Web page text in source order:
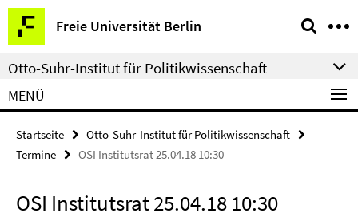
Springe
direkt
zu
Inhalt
Freie Universität Berlin
Service-
Navigation
Otto-Suhr-Institut für Politikwissenschaft
MENÜ
Startseite
Otto-Suhr-Institut für Politikwissenschaft
Termine
OSI Institutsrat 25.04.18 10:30
OSI Institutsrat 25.04.18 10:30